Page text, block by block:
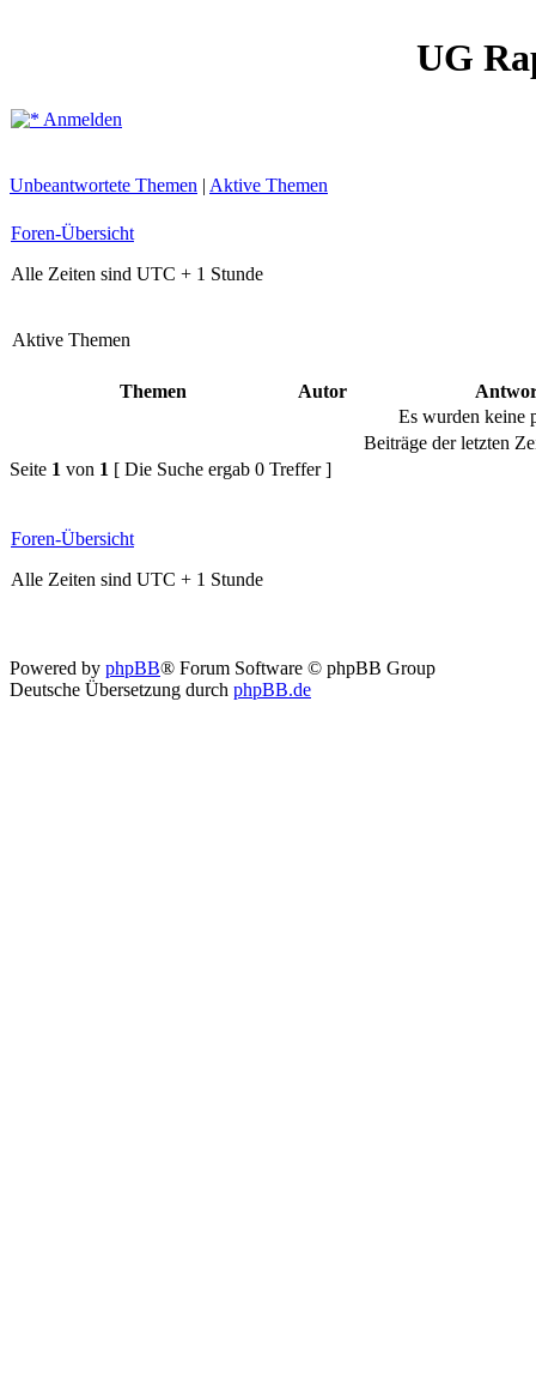
UG
Anmelden
Unbeantwortete Themen | Aktive Themen
Foren-Übersicht
Alle Zeiten sind UTC + 1 Stunde
Aktive Themen
Themen Autor
Es wurden keine
Beiträge der letzten
Seite 1 von 1 [ Die Suche ergab 0 Treffer ]
Foren-Übersicht
Alle Zeiten sind UTC + 1 Stunde
Powered by phpBB® Forum Software © phpBB Group
Deutsche Übersetzung durch phpBB.de